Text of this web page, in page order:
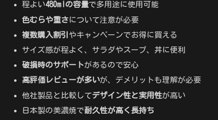
程よい480mlの容量で多用途に使用可能
色むらや重さについて注意が必要
複数購入割引 やキャンペーンでお得に買える
サイズ感が程よく、サラダやスープ、丼に便利
破損時のサポートがあるので安心
高評価レビューが多いが、デメリットも理解が必要
他社製品と比較してデザイン性と実用性が高い
日本製の美濃焼で耐久性が高く長持ち